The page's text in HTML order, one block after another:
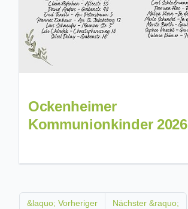
Ockenheimer
Kommunionkinder 2026
&laquo; Vorheriger Nächster &raquo;